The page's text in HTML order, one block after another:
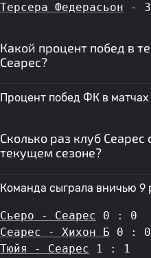
Терсера Федерасьон -
Какой процент побед в
Сеарес?
Процент побед ФК в матчах
Сколько раз клуб
текущем сезоне?
Команда сыграла вничью 9
Сьеро - Сеарес 0 : 0
Сеарес - Хихон Б 0 : 0
Тюйя - Сеарес 1 : 1